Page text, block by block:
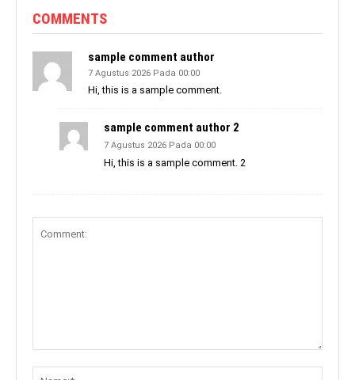
COMMENTS
sample comment author
7 Agustus 2026 Pada 00:00
Hi, this is a sample comment.
sample comment author 2
7 Agustus 2026 Pada 00:00
Hi, this is a sample comment. 2